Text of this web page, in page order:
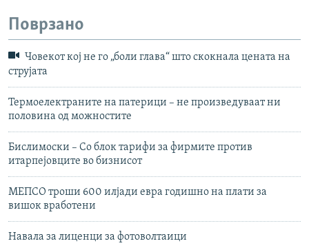
Поврзано
Човекот кој не го „боли глава“ што скокнала цената на
струјата
Термоелектраните на патерици – не произведуваат ни
половина од можностите
Бислимоски – Со блок тарифи за фирмите против
итарпејовците во бизнисот
МЕПСО троши 600 илјади евра годишно на плати за
вишок вработени
Навала за лиценци за фотоволтаици